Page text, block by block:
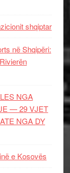
shqiptar
në Shqipëri:
NGA
— 29 VJET
NGA DY
e Kosovës